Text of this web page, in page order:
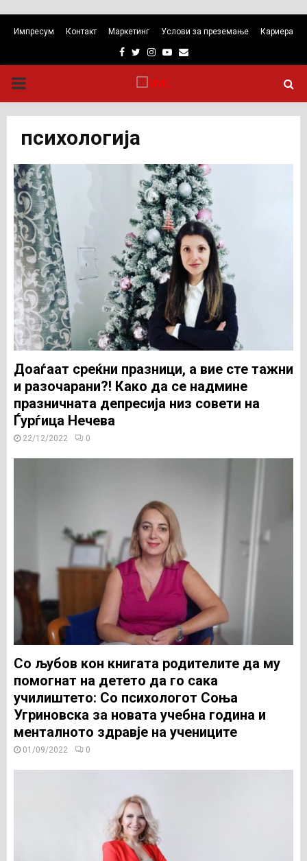
Импресум Контакт Маркетинг Услови за преземање Кариера
Facebook
TwitterInstagram
Youtube
Email
PRIMARY
MENU
психологија
Доаѓаат среќни празници, а вие сте тажни
и разочарани?! Како да се надмине
празничната депресија низ совети на
Ѓурѓица Нечева
22/12/2022 0
Со љубов кон книгата родителите да му
помогнат на детето да го сака
училиштето: Со психологот Соња
Угриновска за новата учебна година и
менталното здравје на учениците
01/09/2022 0